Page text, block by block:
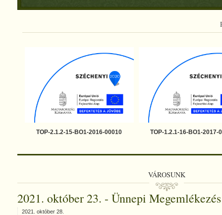
TOP-2.1.2-15-BO1-2016-00010 TOP-1.2.1-16-BO1-2017-
VÁROSUNK
2021. október 23. - Ünnepi Megemlékezés
2021. október 28.